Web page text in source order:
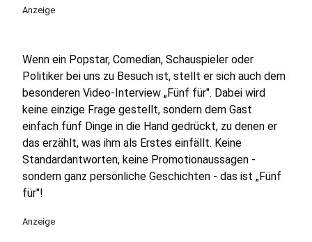
Anzeige
Wenn ein Popstar, Comedian, Schauspieler oder
Politiker bei uns zu Besuch ist, stellt er sich auch dem
besonderen Video-Interview „Fünf für". Dabei wird
keine einzige Frage gestellt, sondern dem Gast
einfach fünf Dinge in die Hand gedrückt, zu denen er
das erzählt, was ihm als Erstes einfällt. Keine
Standardantworten, keine Promotionaussagen -
sondern ganz persönliche Geschichten - das ist „Fünf
für"!
Anzeige